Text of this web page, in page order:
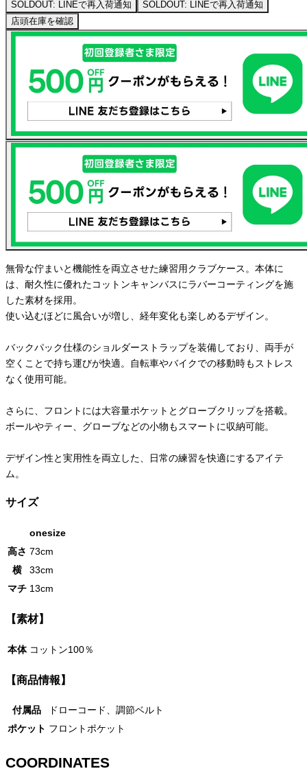
SOLDOUT: LINEで再入荷通知
SOLDOUT: LINEで再入荷通知
店頭在庫を確認
無骨な佇まいと機能性を両立させた練習用クラブケース。本体に
は、耐久性に優れたコットンキャンバスにラバーコーティングを施
した素材を採用。
使い込むほどに風合いが増し、経年変化も楽しめるデザイン。
バックパック仕様のショルダーストラップを装備しており、両手が
空くことで持ち運びが快適。自転車やバイクでの移動時もストレス
なく使用可能。
さらに、フロントには大容量ポケットとグローブクリップを搭載。
ボールやティー、グローブなどの小物もスマートに収納可能。
デザイン性と実用性を両立した、日常の練習を快適にするアイテ
ム。
サイズ
onesize
高さ 73cm
横
33cm
マチ 13cm
【素材】
本体 コットン100％
【商品情報】
付属品
ドローコード、調節ベルト
ポケット フロントポケット
COORDINATES